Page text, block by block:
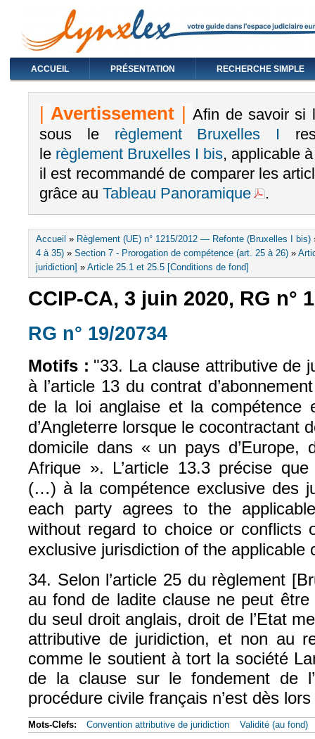
ACCUEIL PRÉSENTATION RECHERCHE SIMPLE
|Avertissement | Afin de savoir si
sous le règlement Bruxelles I
le règlement Bruxelles I bis, applicable
il est recommandé de comparer les
grâce au Tableau Panoramique .
Vous êtes ici
Accueil » Règlement (UE) n° 1215/2012 — Refonte (Bruxelles I bis)
4 à 35) » Section 7 - Prorogation de compétence (art. 25 à 26) »
juridiction] » Article 25.1 et 25.5 [Conditions de fond]
CCIP-CA, 3 juin 2020, RG n°
RG n° 19/20734
Motifs : "33. La clause attributive de
à l’article 13 du contrat
de la loi anglaise et la compétence
d’Angleterre lorsque le cocontractant
domicile dans « un pays d’Europe,
Afrique ». L’article 13.3 précise
(…) à la compétence exclusive des
each party agrees to the
without regard to choice or conflicts
exclusive jurisdiction of the applicable
34. Selon l’article 25 du règlement
au fond de ladite clause ne peut être
du seul droit anglais, droit de l’Etat
attributive de juridiction, et non au
comme le soutient à tort la société
de la clause sur le fondement de
procédure civile français n’est dès
Mots-Clefs: Convention attributive de juridiction Validité (au fond)